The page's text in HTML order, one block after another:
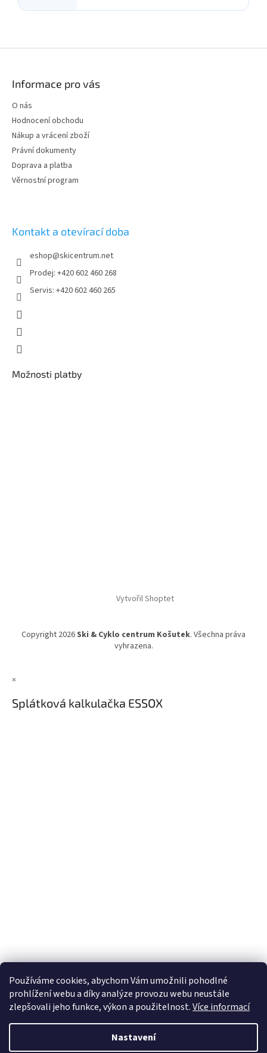
Používáme cookies, abychom Vám umožnili pohodlné
prohlížení webu a díky analýze provozu webu neustále
zlepšovali jeho funkce, výkon a použitelnost.Více informací
Nastavení
Informace pro vás
O nás
Hodnocení obchodu
Nákup a vrácení zboží
Právní dokumenty
Doprava a platba
Věrnostní program
Kontakt a otevírací doba
eshop@skicentrum.net
Prodej: +420 602 460 268
Servis: +420 602 460 265
Možnosti platby
Vytvořil Shoptet
Copyright 2026Ski & Cyklo centrum Košutek. Všechna práva
vyhrazena.
×
Splátková kalkulačka ESSOX